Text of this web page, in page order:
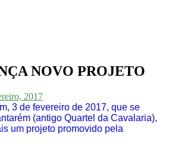
NOVO PROJETO
2017
3 de fevereiro de 2017, que se
(antigo Quartel da Cavalaria),
um projeto promovido pela